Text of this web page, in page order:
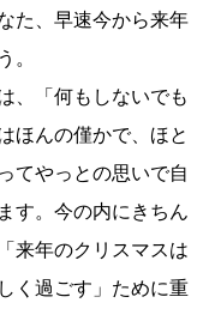
た、早速今から来年
。
、「何もしないでも
ほんの僅かで、ほと
てやっとの思いで自
す。今の内にきちん
来年のクリスマスは
く過ごす」ために重